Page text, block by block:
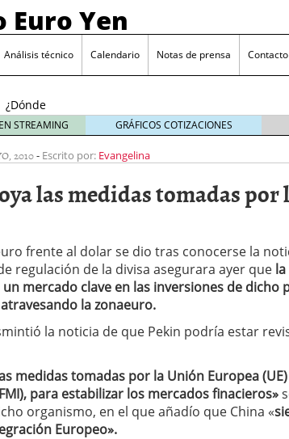
Euro Yen
Análisis técnico Calendario Notas de prensa Contacto
¿Dónde
invertir
en
Japón?
31, 2024
desafíos de la economía japonesa hoy octubre 25,
26, 2023
enigma del aceite de oliva: ¿Por qué es más caro
septiembre 22, 2023
STREAMING GRÁFICOS COTIZACIONES
2010- Escrito por: Evangelina
las medidas tomadas por
frente al dolar se dio tras conocerse la
regulación de la divisa asegurara ayer que
mercado clave en las inversiones de dicho
la zonaeuro.
la noticia de que Pekin podría estar
medidas tomadas por la Unión Europea
para estabilizar los mercados finacieros»
organismo, en el que añadío que China «
Europeo».